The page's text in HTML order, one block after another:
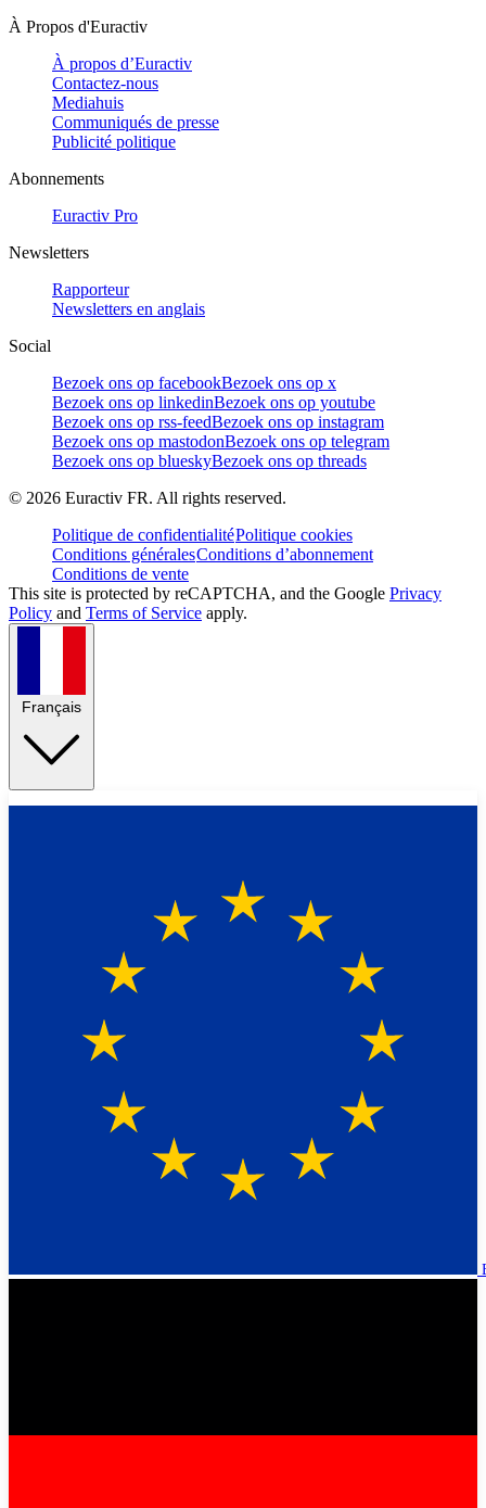
À Propos d'Euractiv
À propos d’Euractiv
Contactez-nous
Mediahuis
Communiqués de presse
Publicité politique
Abonnements
Euractiv Pro
Newsletters
Rapporteur
Newsletters en anglais
Social
Bezoek ons op facebookBezoek ons op x
Bezoek ons op linkedinBezoek ons op youtube
Bezoek ons op rss-feedBezoek ons op instagram
Bezoek ons op mastodonBezoek ons op telegram
Bezoek ons op blueskyBezoek ons op threads
© 2026 Euractiv FR. All rights reserved.
Politique de confidentialitéPolitique cookies
Conditions généralesConditions d’abonnement
Conditions de vente
This site is protected by reCAPTCHA, and the Google Privacy
Policy and Terms of Service apply.
Français